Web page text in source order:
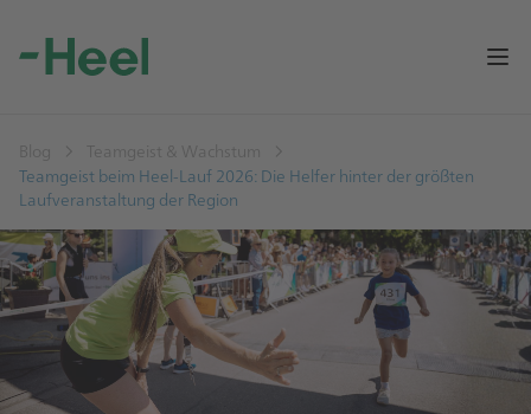
Blog
Teamgeist & Wachstum
Teamgeist beim Heel-Lauf 2026: Die Helfer hinter der größten
Laufveranstaltung der Region